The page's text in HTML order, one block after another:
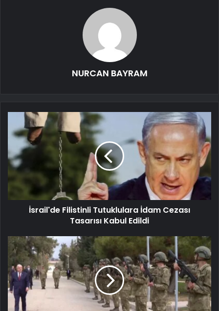
NURCAN BAYRAM
İsrail'de Filistinli Tutuklulara İdam Cezası
Tasarısı Kabul Edildi